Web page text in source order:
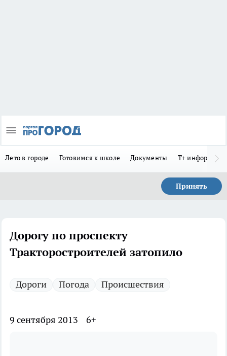
Лето в городе Готовимся к школе Документы Т+
Принять
Дорогу по проспекту
Тракторостроителей затопило
Дороги Погода Происшествия
9 сентября 2013 6+